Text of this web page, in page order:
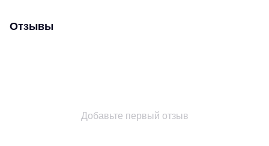
Отзывы
Добавьте первый отзыв